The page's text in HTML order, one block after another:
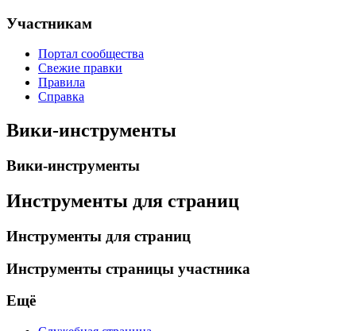
Участникам
Портал сообщества
Свежие правки
Правила
Справка
Вики-инструменты
Вики-инструменты
Инструменты для страниц
Инструменты для страниц
Инструменты страницы участника
Ещё